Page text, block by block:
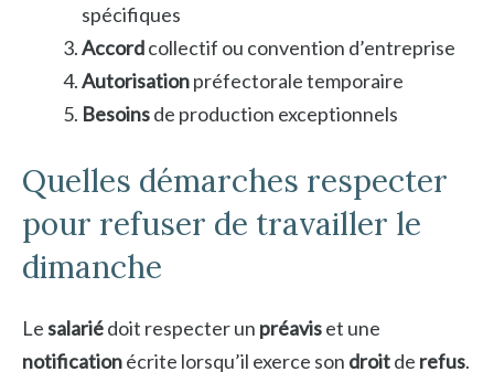
spécifiques
Accordcollectif ou convention d’entreprise
Autorisationpréfectorale temporaire
Besoinsde production exceptionnels
Quelles démarches respecter
pour refuser de travailler le
dimanche
Lesalariédoit respecter un préaviset une
notificationécrite lorsqu’il exerce son droitde refus.